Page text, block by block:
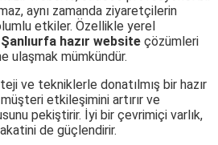
aynı zamanda ziyaretçilerin
etkiler. Özellikle yerel
Şanlıurfa hazır website çözümleri
ulaşmak mümkündür.
ve tekniklerle donatılmış bir hazır
etkileşimini artırır ve
pekiştirir. İyi bir çevrimiçi varlık,
de güçlendirir.